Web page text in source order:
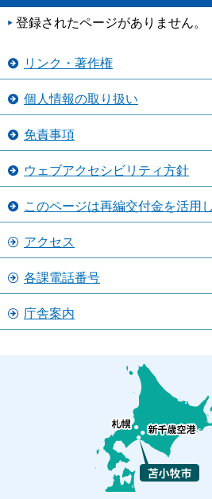
登録されたページがありません。
リンク・著作権
個人情報の取り扱い
免責事項
ウェブアクセシビリティ方針
このページは再編交付金を活用
アクセス
各課電話番号
庁舎案内